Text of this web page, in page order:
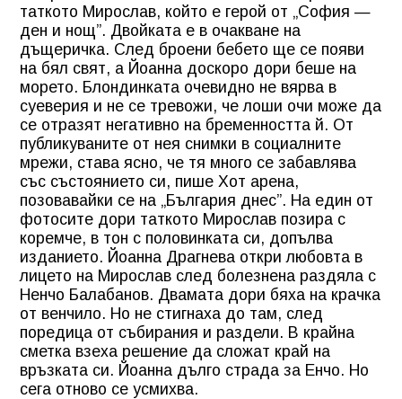
таткото Мирослав, който е герой от „София —
ден и нощ”. Двойката е в очакване на
дъщеричка. След броени бебето ще се появи
на бял свят, а Йоанна доскоро дори беше на
морето. Блондинката очевидно не вярва в
суеверия и не се тревожи, че лоши очи може да
се отразят негативно на бременността й. От
публикуваните от нея снимки в социалните
мрежи, става ясно, че тя много се забавлява
със състоянието си, пише Хот арена,
позовавайки се на „България днес”. На един от
фотосите дори таткото Мирослав позира с
коремче, в тон с половинката си, допълва
изданието. Йоанна Драгнева откри любовта в
лицето на Мирослав след болезнена раздяла с
Ненчо Балабанов. Двамата дори бяха на крачка
от венчило. Но не стигнаха до там, след
поредица от събирания и раздели. В крайна
сметка взеха решение да сложат край на
връзката си. Йоанна дълго страда за Енчо. Но
сега отново се усмихва.